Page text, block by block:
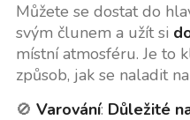
Můžete se dostat do
svým člunem a užít si
místní atmosféru. Je to
způsob, jak se naladit
🚫 Varování: Důležité